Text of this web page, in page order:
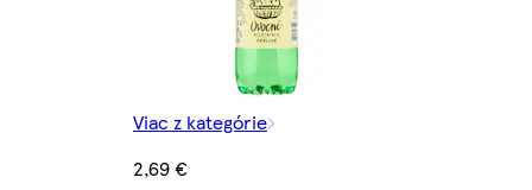
Viac z kategórie
2,69 €